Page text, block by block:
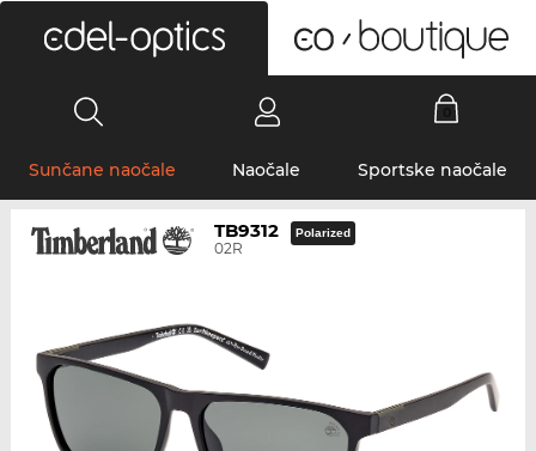
Sunčane naočale Naočale Sportske naočale
TB9312
02R
Polarized